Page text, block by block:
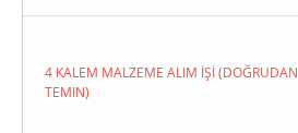
4 KALEM MALZEME ALIM İŞİ (DOĞRUDAN
TEMIN)